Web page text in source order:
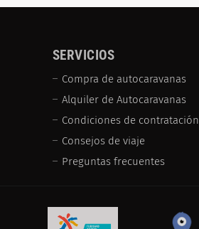
SERVICIOS
Compra de autocaravanas
Alquiler de Autocaravanas
Condiciones de contratación
Consejos de viaje
Preguntas frecuentes